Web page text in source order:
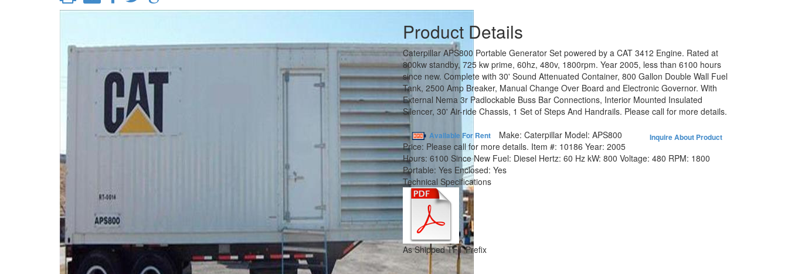
Product Details
Caterpillar APS800 Portable Generator Set powered by a CAT 3412 Engine. Rated at
800kw standby, 725 kw prime, 60hz, 480v, 1800rpm. Year 2005, less than 6100 hours
since new. Complete with 30' Sound Attenuated Container, 800 Gallon Double Wall Fuel
Tank, 2500 Amp Breaker, Manual Change Over Board and Electronic Governor. With
External Nema 3r Padlockable Buss Bar Connections, Interior Mounted Insulated
Silencer, 30' Air-ride Chassis, 1 Set of Steps And Handrails. Please call for more details.
Available For Rent Inquire About Product
Make: Caterpillar Model: APS800
Price: Please call for more details. Item #: 10186 Year: 2005
Hours: 6100 Since New Fuel: Diesel Hertz: 60 Hz kW: 800 Voltage: 480 RPM: 1800
Portable: Yes Enclosed: Yes
Technical Specifications
As Shipped TFT Prefix